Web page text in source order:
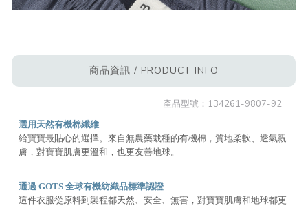
商品資訊 / PRODUCT INFO
產品型號： 134261-9807-92
選用天然有機棉纖維
給寶寶最貼心的選擇。來自無農藥栽種的有機棉，質地柔軟、透氣親
膚，對寶寶肌膚更溫和，也更友善地球。
通過 GOTS 全球有機紡織品標準認證
這件衣服從原料到製程都天然、安全、無害，對寶寶肌膚和地球都更